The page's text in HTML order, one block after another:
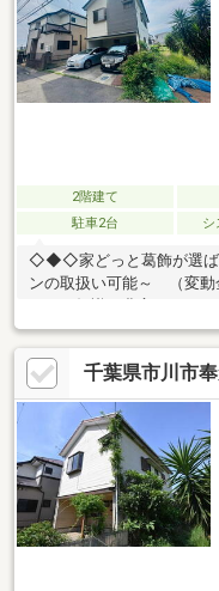
2階建て
駐車2台
シ
◇◆◇家どっと葛飾が選
ンの取扱い可能～ （変動
ーンの知識が豊富でロー
せが出来る～（無料）～
い】～◆毎月支払う住居費
◆歳を重ねてもずっと安
たいけど、手続きとか税
みや不安も多いと思いま
悩んできた数が多い私達
千葉県市川市